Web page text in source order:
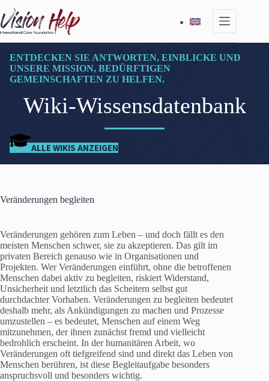
Inhalt
springen
ENTDECKEN SIE ANTWORTEN, EINBLICKE UND
UNSERE MISSION, BEDÜRFTIGEN
GEMEINSCHAFTEN ZU HELFEN.
Wiki-Wissensdatenbank
ALLE WIKIS ANZEIGEN
Veränderungen begleiten
Veränderungen gehören zum Leben – und doch fällt es den
meisten Menschen schwer, sie zu akzeptieren. Das gilt im
privaten Bereich genauso wie in Organisationen und
Projekten. Wer Veränderungen einführt, ohne die betroffenen
Menschen dabei aktiv zu begleiten, riskiert Widerstand,
Unsicherheit und letztlich das Scheitern selbst gut
durchdachter Vorhaben. Veränderungen zu begleiten bedeutet
deshalb mehr, als Ankündigungen zu machen und Prozesse
umzustellen – es bedeutet, Menschen auf einem Weg
mitzunehmen, der ihnen zunächst fremd und vielleicht
bedrohlich erscheint. In der humanitären Arbeit, wo
Veränderungen oft tiefgreifend sind und direkt das Leben von
Menschen berühren, ist diese Begleitaufgabe besonders
anspruchsvoll und besonders wichtig.